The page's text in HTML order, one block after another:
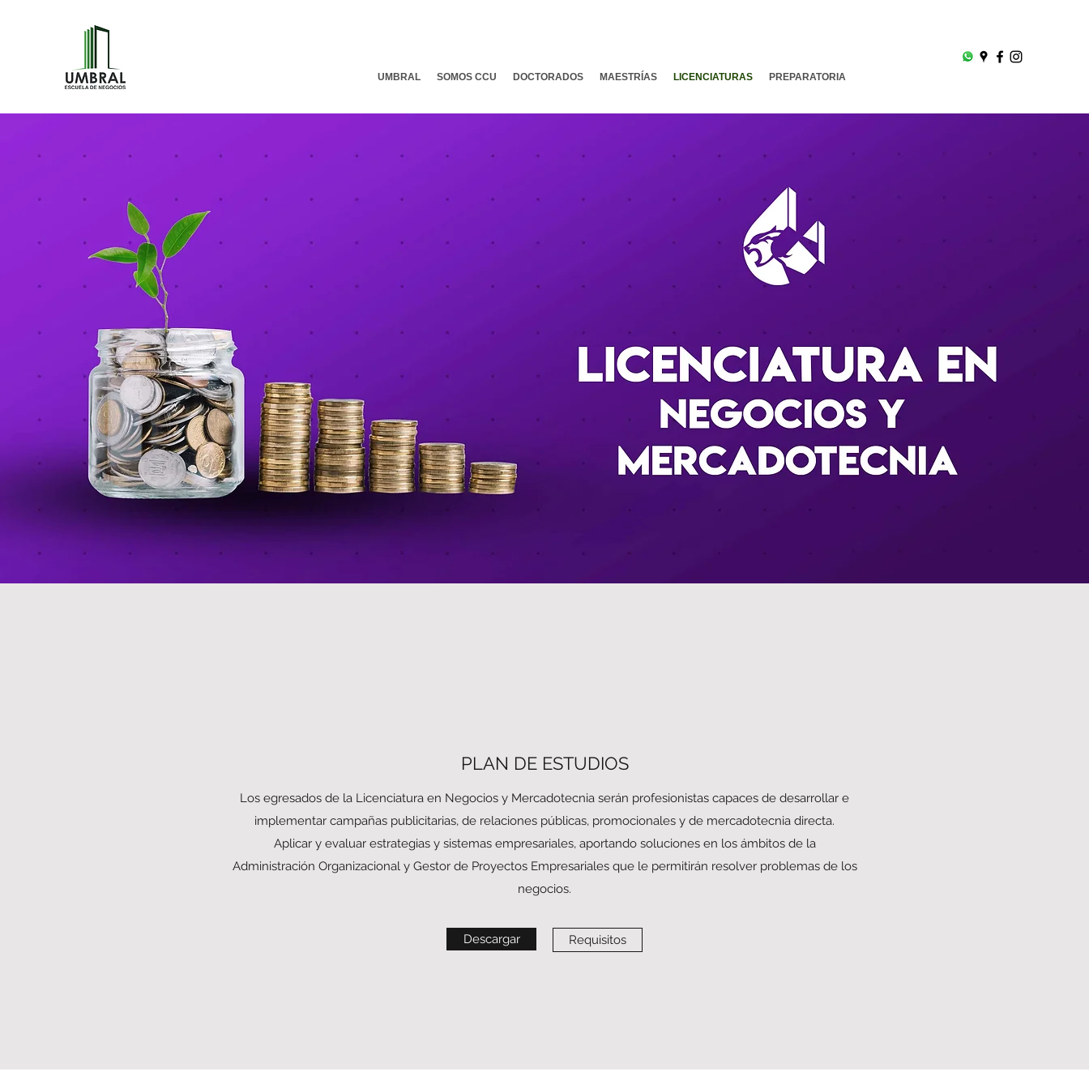
UMBRAL SOMOS CCU DOCTORADOS MAESTRÍAS LICENCIATURAS PREPARATORIA
PLAN DE ESTUDIOS
Los egresados de la Licenciatura en Negocios y Mercadotecnia serán profesionistas capaces de desarrollar e
implementar campañas publicitarias, de relaciones públicas, promocionales y de mercadotecnia directa.
Aplicar y evaluar estrategias y sistemas empresariales, aportando soluciones en los ámbitos de la
Administración Organizacional y Gestor de Proyectos Empresariales que le permitirán resolver problemas de los
negocios.
Descargar Requisitos